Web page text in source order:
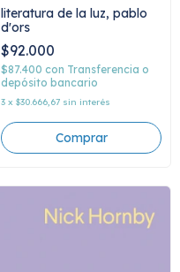
literatura de la luz, pablo
d'ors
$92.000
$87.400 con Transferencia o
depósito bancario
3 x $30.666,67 sin interés